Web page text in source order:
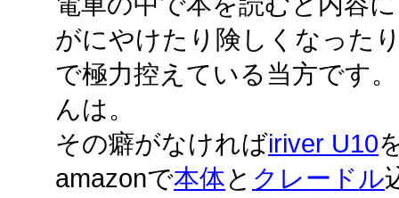
がにやけたり険しくなった
で極力控えている当方です
んは。
その癖がなければiriver U10
amazonで本体と クレードル